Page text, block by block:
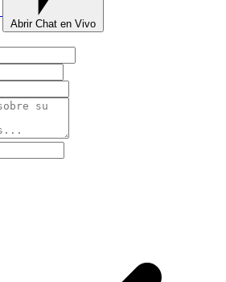
Abrir Chat en Vivo